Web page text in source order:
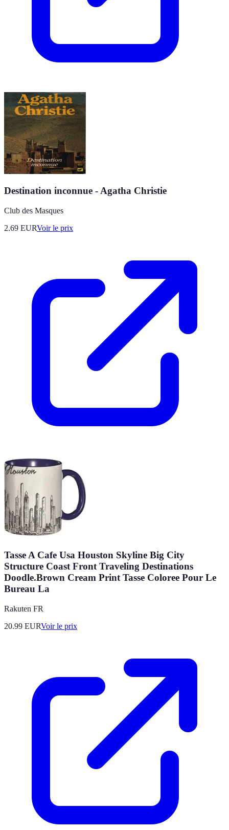
Destination inconnue - Agatha Christie
Club des Masques
2.69 EURVoir le prix
Tasse A Cafe Usa Houston Skyline Big City
Structure Coast Front Traveling Destinations
Doodle.Brown Cream Print Tasse Coloree Pour Le
Bureau La
Rakuten FR
20.99 EURVoir le prix